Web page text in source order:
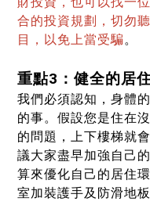
合的投資規劃，切勿
目，以免上當受騙。
重點3：健全的居
我們必須認知，身體
的事。假設您是住在
的問題，上下樓梯就
議大家盡早加強自己
算來優化自己的居住
室加裝護手及防滑地